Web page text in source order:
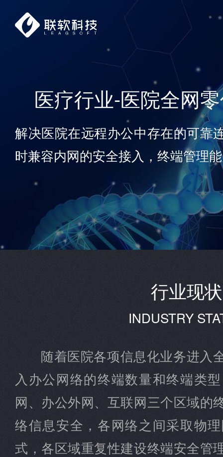
医疗行业-医院全网
解决医院在远程办公中存在的可靠
时兼容内网的安全接入，终端管理
行业现状
INDUSTRY
随着医院各项信息化业务进入
入办公网络的终端数量和终端类
网、办公外网、互联网三个区域的
络信息安全，各网络之间采取物
式，各区域重复性建设终端安全管